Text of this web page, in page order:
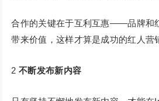
合作的关键在于互利互惠——品牌和
带来价值，这样才算是成功的红人营
2不断发布新内容